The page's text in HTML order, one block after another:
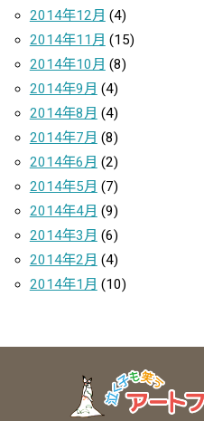
2014年12月 (4)
2014年11月 (15)
2014年10月 (8)
2014年9月 (4)
2014年8月 (4)
2014年7月 (8)
2014年6月 (2)
2014年5月 (7)
2014年4月 (9)
2014年3月 (6)
2014年2月 (4)
2014年1月 (10)